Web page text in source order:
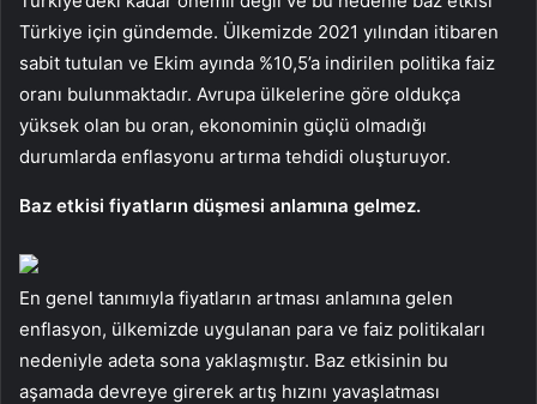
Türkiye için gündemde. Ülkemizde 2021 yılından itibaren
sabit tutulan ve Ekim ayında %10,5’a indirilen politika faiz
oranı bulunmaktadır. Avrupa ülkelerine göre oldukça
yüksek olan bu oran, ekonominin güçlü olmadığı
durumlarda enflasyonu artırma tehdidi oluşturuyor.
Baz etkisi fiyatların düşmesi anlamına gelmez.
En genel tanımıyla fiyatların artması anlamına gelen
enflasyon, ülkemizde uygulanan para ve faiz politikaları
nedeniyle adeta sona yaklaşmıştır. Baz etkisinin bu
aşamada devreye girerek artış hızını yavaşlatması